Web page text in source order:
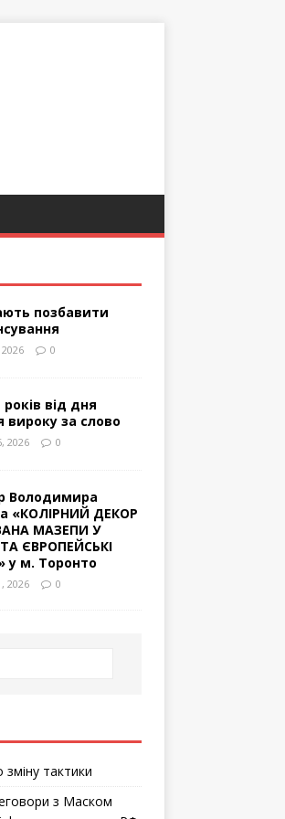
позбавити
0
від дня
вироку за слово
2026 0
Володимира
«КОЛІРНИЙ ДЕКОР
МАЗЕПИ У
ЄВРОПЕЙСЬКІ
у м. Торонто
2026 0
тактики
з Маском